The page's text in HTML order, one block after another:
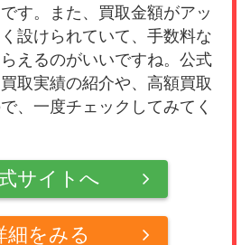
す。また、買取金額がアッ
設けられていて、手数料な
えるのがいいですね。公式
取実績の紹介や、高額買取
、一度チェックしてみてく
サイトへ
細をみる